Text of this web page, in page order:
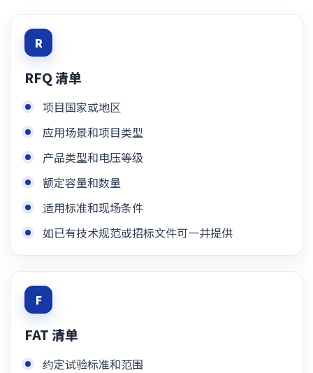
R
RFQ 清单
项目国家或地区
应用场景和项目类型
产品类型和电压等级
额定容量和数量
适用标准和现场条件
如已有技术规范或招标文件可一并提供
F
FAT 清单
约定试验标准和范围